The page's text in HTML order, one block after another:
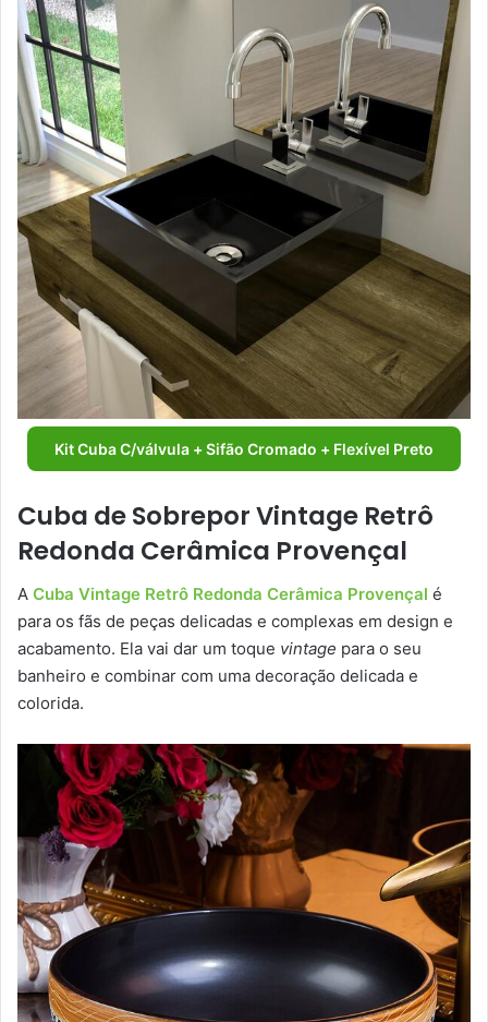
Kit Cuba C/válvula + Sifão Cromado + Flexível Preto
Cuba de Sobrepor Vintage Retrô
Redonda Cerâmica Provençal
A Cuba Vintage Retrô Redonda Cerâmica Provençal é
para os fãs de peças delicadas e complexas em design e
acabamento. Ela vai dar um toque vintage para o seu
banheiro e combinar com uma decoração delicada e
colorida.